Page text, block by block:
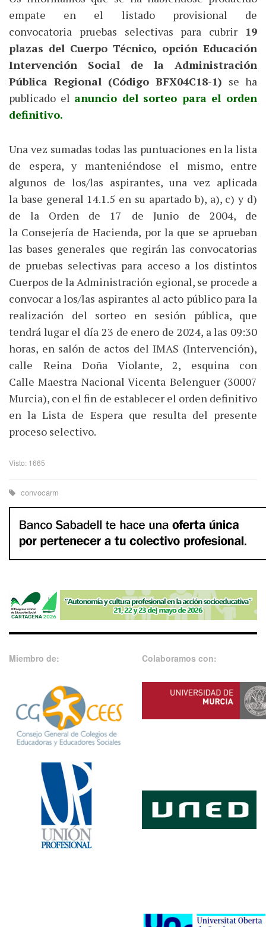
empate en el listado provisional de
convocatoria pruebas selectivas para cubrir 19
plazas del Cuerpo Técnico, opción Educación
Intervención Social de la Administración
Pública Regional (Código BFX04C18-1) se ha
publicado el anuncio del sorteo para el orden
definitivo.
Una vez sumadas todas las puntuaciones en la lista
de espera, y manteniéndose el mismo, entre
algunos de los/las aspirantes, una vez aplicada
la base general 14.1.5 en su apartado b), a), c) y d)
de la Orden de 17 de Junio de 2004, de
la Consejería de Hacienda, por la que se aprueban
las bases generales que regirán las convocatorias
de pruebas selectivas para acceso a los distintos
Cuerpos de la Administración egional, se procede a
convocar a los/las aspirantes al acto público para la
realización del sorteo en sesión pública, que
tendrá lugar el día 23 de enero de 2024, a las 09:30
horas, en salón de actos del IMAS (Intervención),
calle Reina Doña Violante, 2, esquina con
Calle Maestra Nacional Vicenta Belenguer (30007
Murcia), con el fin de establecer el orden definitivo
en la Lista de Espera que resulta del presente
proceso selectivo.
Visto: 1665
convocarm
Miembro de: Colaboramos con: